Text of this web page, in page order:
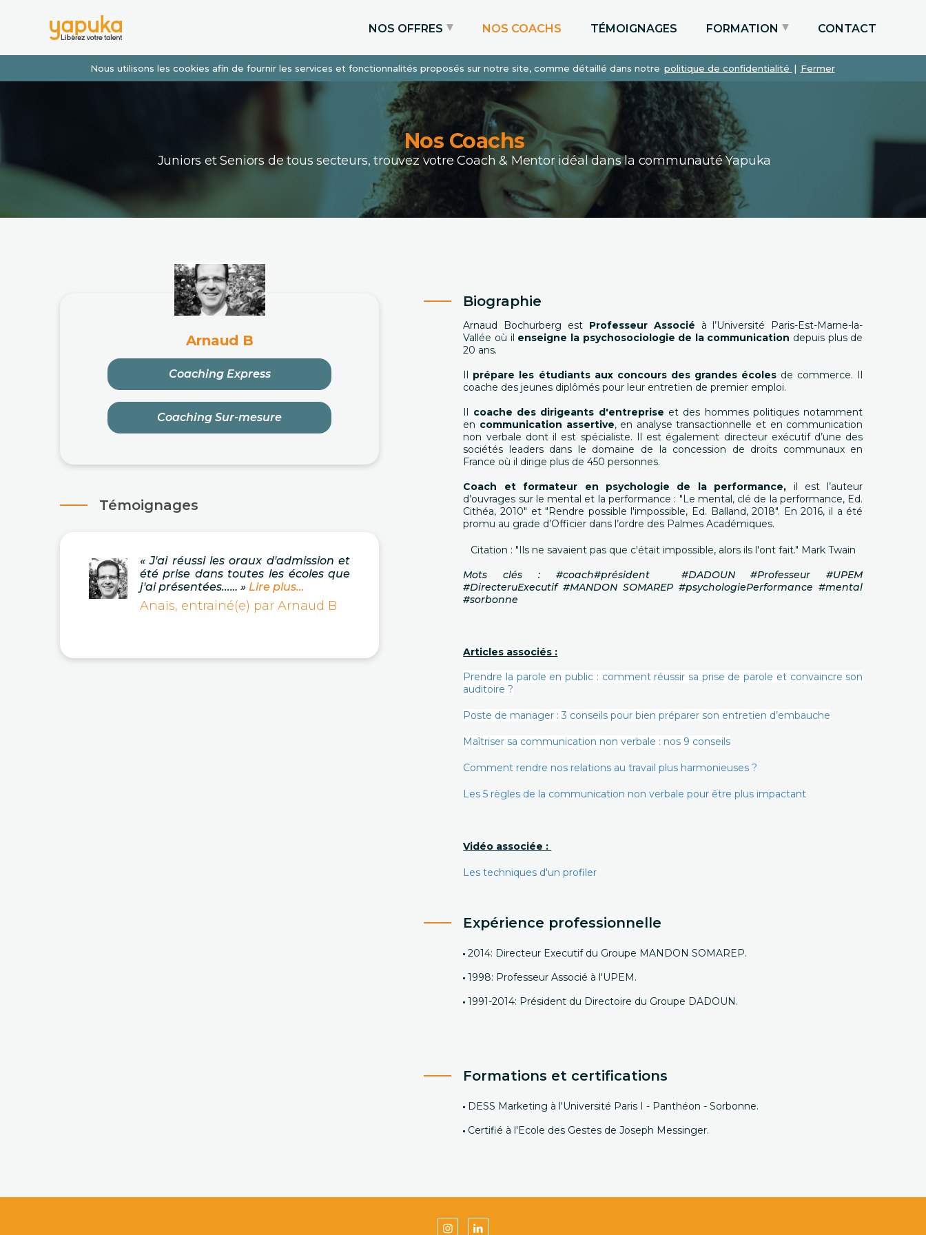
Nous utilisons les cookies afin de fournir les services et fonctionnalités proposés sur notre site, comme détaillé dans notre politique de confidentialité | Fermer
NOS OFFRES
Coaching Express
Coaching Admissions
Coaching Sur-mesure
NOS COACHS TÉMOIGNAGES FORMATION
Particuliers via le CPF
Etudiants
Entreprises
CONTACT
Nos Coachs
Juniors et Seniors de tous secteurs, trouvez votre Coach & Mentor idéal dans la communauté Yapuka
Arnaud B
Coaching Express
Coaching Sur-mesure
Témoignages
« J'ai réussi les oraux d'admission et
été prise dans toutes les écoles que
j'ai présentées...… »Lire plus...
Anaïs, entrainé(e) par Arnaud B
Biographie
Arnaud Bochurberg est Professeur Associé à l’Université Paris-Est-Marne-la-
Vallée où il enseigne la psychosociologie de la communication depuis plus de
20 ans.
Il prépare les étudiants aux concours des grandes écoles de commerce. Il
coache des jeunes diplômés pour leur entretien de premier emploi.
Il coache des dirigeants d'entreprise et des hommes politiques notamment
en communication assertive, en analyse transactionnelle et en communication
non verbale dont il est spécialiste. Il est également directeur exécutif d’une des
sociétés leaders dans le domaine de la concession de droits communaux en
France où il dirige plus de 450 personnes.
Coach et formateur en psychologie de la performance, il est l’auteur
d’ouvrages sur le mental et la performance : "Le mental, clé de la performance, Ed.
Cithéa, 2010" et "Rendre possible l'impossible, Ed. Balland, 2018". En 2016, il a été
promu au grade d’Officier dans l’ordre des Palmes Académiques.
Citation : "Ils ne savaient pas que c'était impossible, alors ils l'ont fait." Mark Twain
Mots clés : #coach#président #DADOUN #Professeur #UPEM
#DirecteruExecutif #MANDON SOMAREP #psychologiePerformance #mental
#sorbonne
Articles associés :
Prendre la parole en public : comment réussir sa prise de parole et convaincre son
auditoire ?
Poste de manager : 3 conseils pour bien préparer son entretien d’embauche
Maîtriser sa communication non verbale : nos 9 conseils
Comment rendre nos relations au travail plus harmonieuses ?
Les 5 règles de la communication non verbale pour être plus impactant
Vidéo associée :
Les techniques d'un profiler
Expérience professionnelle
2014: Directeur Executif du Groupe MANDON SOMAREP.
1998: Professeur Associé à l'UPEM.
1991-2014: Président du Directoire du Groupe DADOUN.
Formations et certifications
DESS Marketing à l'Université Paris I - Panthéon - Sorbonne.
Certifié à l'Ecole des Gestes de Joseph Messinger.